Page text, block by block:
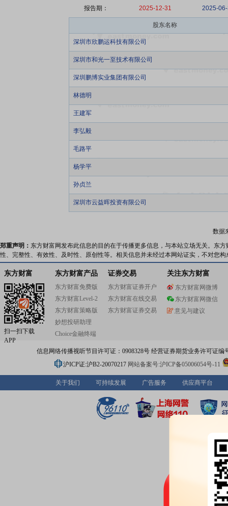
报告期： 2025-12-31 2025-
股东名称
深圳市欣鹏运科技有限公司
深圳市和光一至技术有限公司
深圳鹏博实业集团有限公司
林德明
王建军
李弘毅
毛路平
杨学平
孙贞兰
深圳市云益晖投资有限公司
数据
郑重声明： 东方财富网发布此信息的目的在于传播更多信息，与本站立场无关。东
性、完整性、有效性、及时性、原创性等。相关信息并未经过本网站证实，不对您
东方财富
扫一扫下载
APP
东方财富产品
东方财富免费版
东方财富Level-2
东方财富策略版
妙想投研助理
Choice金融终端
证券交易
东方财富证券开户
东方财富在线交易
东方财富证券交易
关注东方财富
东方财富网微博
东方财富网微信
意见与建议
信息网络传播视听节目许可证：0908328号 经营证券期货业务许可证编
沪ICP证:沪B2-20070217 网站备案号:沪ICP备05006054号-11
关于我们 可持续发展 广告服务 供应商平台